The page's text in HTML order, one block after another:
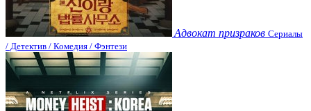
Адвокат призраков Сериалы
/ Детектив / Комедия / Фэнтези